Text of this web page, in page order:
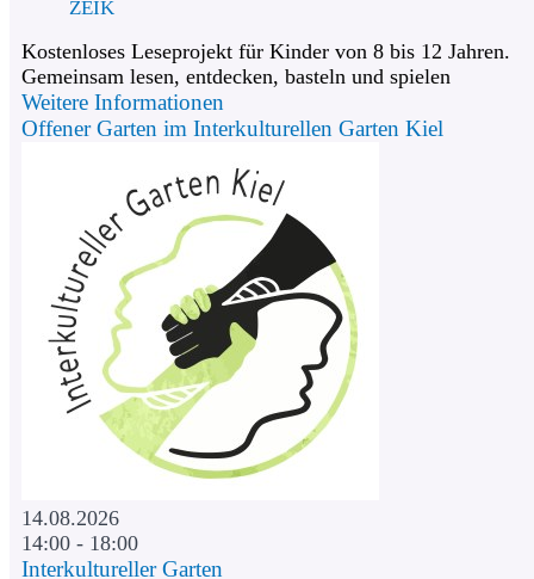
ZEIK
Kostenloses Leseprojekt für Kinder von 8 bis 12 Jahren.
Gemeinsam lesen, entdecken, basteln und spielen
Weitere Informationen
Offener Garten im Interkulturellen Garten Kiel
14.08.2026
14:00 - 18:00
Interkultureller Garten